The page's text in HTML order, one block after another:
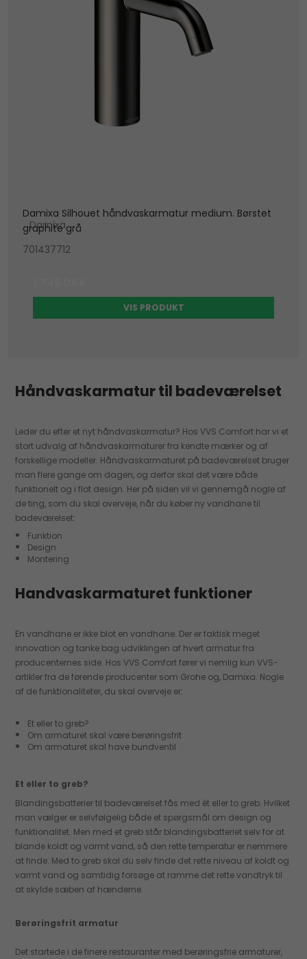
Damixa Silhouet håndvaskarmatur medium. Børstet
graphite grå
Damixa
701437712
VIS PRODUKT
Håndvaskarmatur til badeværelset
Leder du efter et nyt håndvaskarmatur? Hos VVS Comfort har vi et
stort udvalg af håndvaskarmaturer fra kendte mærker og af
forskellige modeller. Håndvaskarmaturet på badeværelset bruger
man flere gange om dagen, og derfor skal det være både
funktionelt og i flot design. Her på siden vil vi gennemgå nogle af
de ting, som du skal overveje, når du køber ny vandhane til
badeværelset:
Funktion
Design
Montering
Handvaskarmaturet funktioner
En vandhane er ikke blot en vandhane. Der er faktisk meget
innovation og tanke bag udviklingen af hvert armatur fra
producenternes side. Hos VVS Comfort fører vi nemlig kun VVS-
artikler fra de førende producenter som Grohe og, Damixa. Nogle
af de funktionaliteter, du skal overveje er:
Et eller to greb?
Om armaturet skal være berøringsfrit
Om armaturet skal have bundventil
Et eller to greb?
Blandingsbatterier til badeværelset fås med ét eller to greb. Hvilket
man vælger er selvfølgelig både et spørgsmål om design og
funktionalitet. Men med et greb står blandingsbatteriet selv for at
blande koldt og varmt vand, så den rette temperatur er nemmere
at finde. Med to greb skal du selv finde det rette niveau af koldt og
varmt vand og samtidig forsøge at ramme det rette vandtryk til
at skylde sæben af hænderne.
Berøringsfrit armatur
Det startede i de finere restauranter med berøringsfrie armaturer,